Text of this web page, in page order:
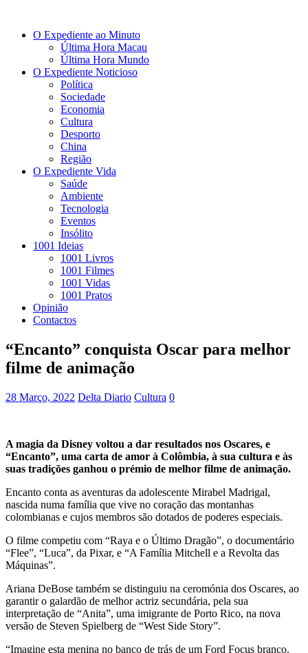
O Expediente ao Minuto
Última Hora Macau
Última Hora Mundo
O Expediente Noticioso
Política
Sociedade
Economia
Cultura
Desporto
China
Região
O Expediente Vida
Saúde
Ambiente
Tecnologia
Eventos
Insólito
1001 Ideias
1001 Livros
1001 Filmes
1001 Vidas
1001 Pratos
Opinião
Contactos
“Encanto” conquista Oscar para melhor
filme de animação
28 Março, 2022 Delta Diario Cultura 0
A magia da Disney voltou a dar resultados nos Oscares, e
“Encanto”, uma carta de amor à Colômbia, à sua cultura e às
suas tradições ganhou o prémio de melhor filme de animação.
Encanto conta as aventuras da adolescente Mirabel Madrigal,
nascida numa família que vive no coração das montanhas
colombianas e cujos membros são dotados de poderes especiais.
O filme competiu com “Raya e o Último Dragão”, o documentário
“Flee”, “Luca”, da Pixar, e “A Família Mitchell e a Revolta das
Máquinas”.
Ariana DeBose também se distinguiu na ceromónia dos Oscares, ao
garantir o galardão de melhor actriz secundária, pela sua
interpretação de “Anita”, uma imigrante de Porto Rico, na nova
versão de Steven Spielberg de “West Side Story”.
“Imagine esta menina no banco de trás de um Ford Focus branco.